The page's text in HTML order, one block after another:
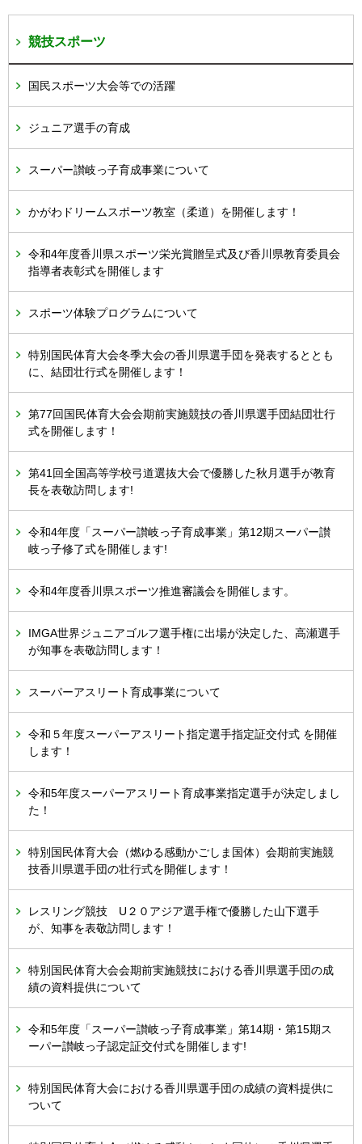
競技スポーツ
国民スポーツ大会等での活躍
ジュニア選手の育成
スーパー讃岐っ子育成事業について
かがわドリームスポーツ教室（柔道）を開催します！
令和4年度香川県スポーツ栄光賞贈呈式及び香川県教育委員会
指導者表彰式を開催します
スポーツ体験プログラムについて
特別国民体育大会冬季大会の香川県選手団を発表するととも
に、結団壮行式を開催します！
第77回国民体育大会会期前実施競技の香川県選手団結団壮行
式を開催します！
第41回全国高等学校弓道選抜大会で優勝した秋月選手が教育
長を表敬訪問します!
令和4年度「スーパー讃岐っ子育成事業」第12期スーパー讃
岐っ子修了式を開催します!
令和4年度香川県スポーツ推進審議会を開催します。
IMGA世界ジュニアゴルフ選手権に出場が決定した、高瀬選手
が知事を表敬訪問します！
スーパーアスリート育成事業について
令和５年度スーパーアスリート指定選手指定証交付式 を開催
します！
令和5年度スーパーアスリート育成事業指定選手が決定しまし
た！
特別国民体育大会（燃ゆる感動かごしま国体）会期前実施競
技香川県選手団の壮行式を開催します！
レスリング競技 U２０アジア選手権で優勝した山下選手
が、知事を表敬訪問します！
特別国民体育大会会期前実施競技における香川県選手団の成
績の資料提供について
令和5年度「スーパー讃岐っ子育成事業」第14期・第15期ス
ーパー讃岐っ子認定証交付式を開催します!
特別国民体育大会における香川県選手団の成績の資料提供に
ついて